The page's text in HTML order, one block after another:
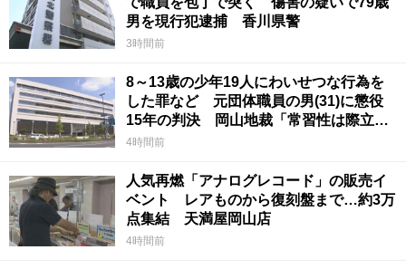
男を現行犯逮捕 香川県警
3時間前
8～13歳の少年19人にわいせつな行為を
した罪など 元団体職員の男(31)に懲役
15年の判決 岡山地裁「常習性は際立っ
ていて被害結果も非常に重い」
4時間前
人気再燃「アナログレコード」の販売イ
ベント レアものから復刻盤まで…約3万
点集結 天満屋岡山店
4時間前